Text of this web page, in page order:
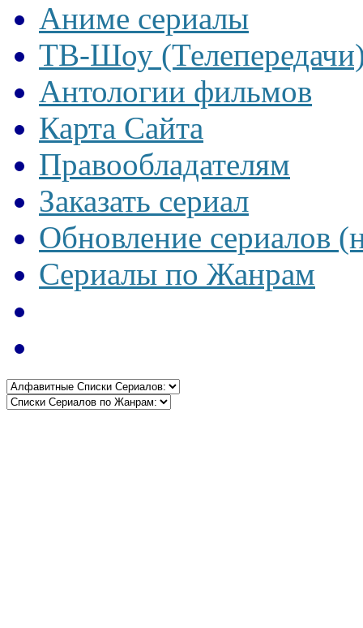
Аниме сериалы
ТВ-Шоу
Антологии фильмов
Карта Сайта
Правообладателям
Заказать сериал
Обновление сериалов
Сериалы по Жанрам